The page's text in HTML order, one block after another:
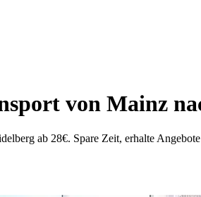
von Mainz
ab 28€. Spare Zeit, erhalte